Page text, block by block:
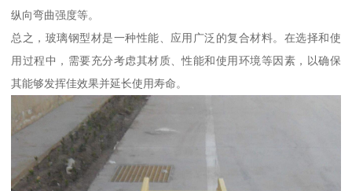
纵向弯曲强度等。
总之，玻璃钢型材是一种性能、应用广泛的复合材料。在选择和使
用过程中，需要充分考虑其材质、性能和使用环境等因素，以确保
其能够发挥佳效果并延长使用寿命。